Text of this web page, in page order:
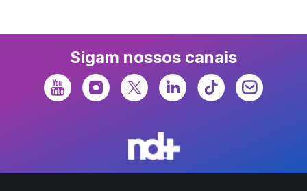
Sigam nossos canais